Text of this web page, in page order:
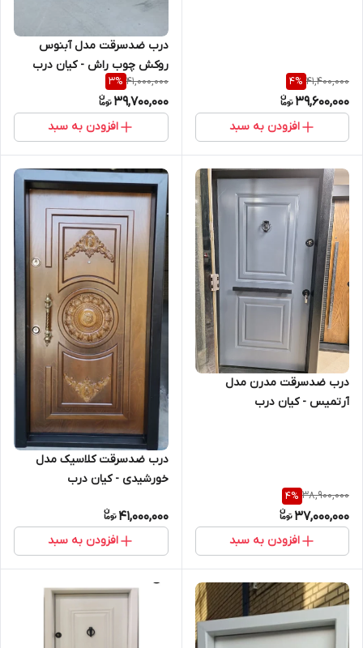
41,400,000
4%
39,600,000
افزودن به سبد
درب ضدسرقت مدل آبنوس
روکش چوب راش - کیان درب
41,000,000
3%
39,700,000
افزودن به سبد
درب ضدسرقت مدرن مدل
آرتمیس - کیان درب
38,900,000
4%
37,000,000
افزودن به سبد
درب ضدسرقت کلاسیک مدل
خورشیدی - کیان درب
41,000,000
افزودن به سبد